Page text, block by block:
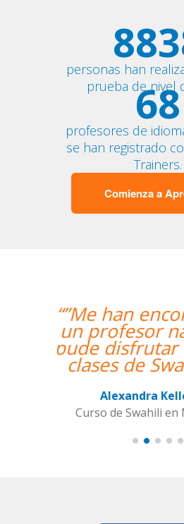
personas han
prueba de nivel
68
profesores de
se han registrado
Trainers.
Comienza a
“”The course
well and
teacher, is
have
I'm really
Miguel